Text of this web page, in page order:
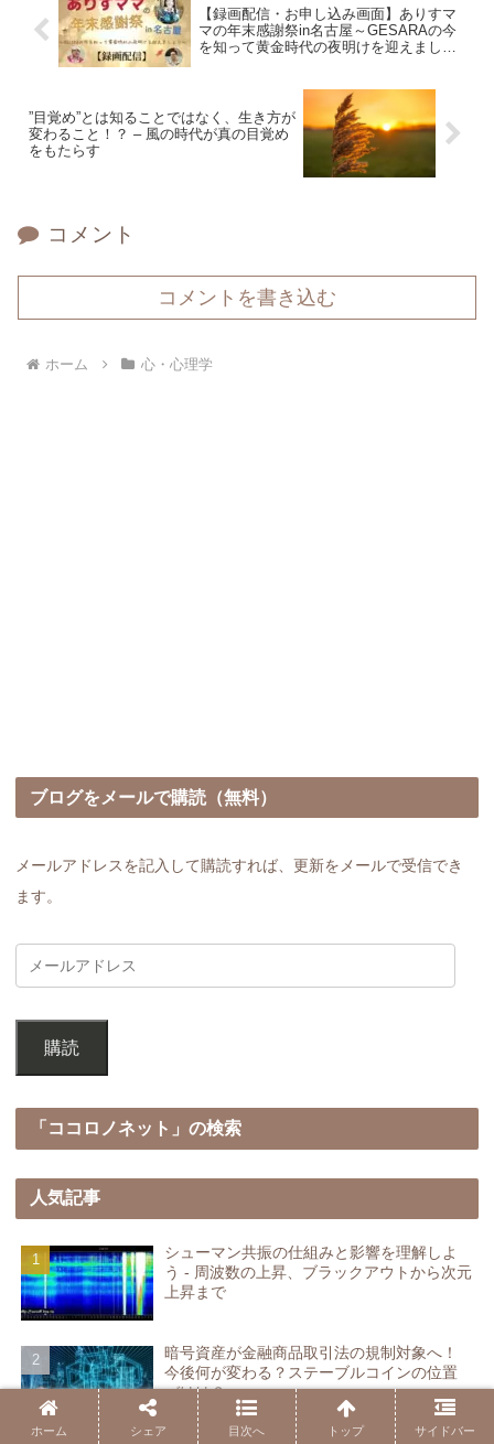
【録画配信・お申し込み画面】ありすマ
マの年末感謝祭in名古屋～GESARAの今
を知って黄金時代の夜明けを迎えましょ
”目覚め”とは知ることではなく、生き方が
変わること！？ – 風の時代が真の目覚め
をもたらす
コメント
コメントを書き込む
ホーム 心・心理学
ブログをメールで購読（無料）
メールアドレスを記入して購読すれば、更新をメールで受信でき
ます。
購読
「ココロノネット」の検索
人気記事
シューマン共振の仕組みと影響を理解しよ
う - 周波数の上昇、ブラックアウトから次元
上昇まで
暗号資産が金融商品取引法の規制対象へ！
今後何が変わる？ステーブルコインの位置
づけは？
ホーム シェア 目次へ トップ サイドバー